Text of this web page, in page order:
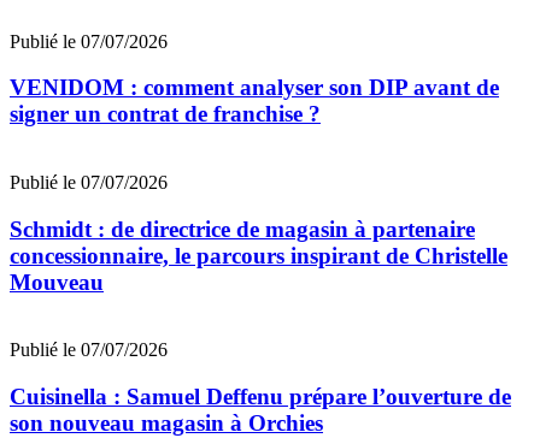
Publié le 07/07/2026
VENIDOM : comment analyser son DIP avant de
signer un contrat de franchise ?
Publié le 07/07/2026
Schmidt : de directrice de magasin à partenaire
concessionnaire, le parcours inspirant de Christelle
Mouveau
Publié le 07/07/2026
Cuisinella : Samuel Deffenu prépare l’ouverture de
son nouveau magasin à Orchies